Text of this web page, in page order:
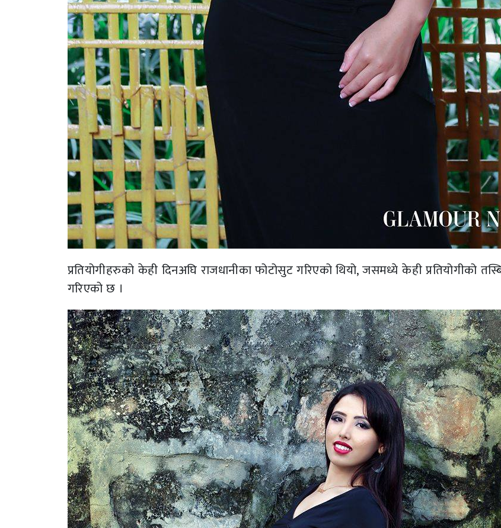
प्रतियोगीहरुको केही दिनअघि राजधानीका फोटोसुट गरिएको थियो, जसमध्ये केही प्रतियोगीको
गरिएको छ ।